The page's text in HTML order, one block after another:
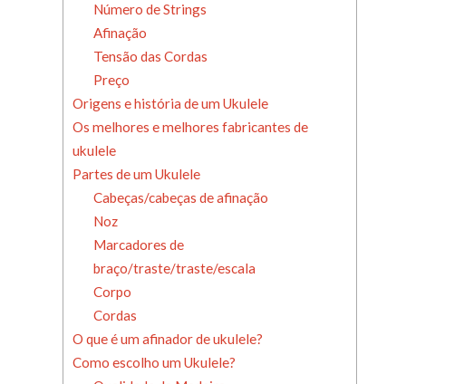
Número de Strings
Afinação
Tensão das Cordas
Preço
Origens e história de um Ukulele
Os melhores e melhores fabricantes de
ukulele
Partes de um Ukulele
Cabeças/cabeças de afinação
Noz
Marcadores de
braço/traste/traste/escala
Corpo
Cordas
O que é um afinador de ukulele?
Como escolho um Ukulele?